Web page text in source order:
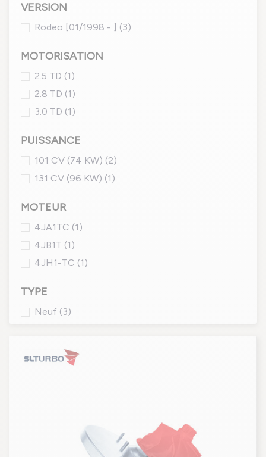
VERSION
Rodeo [01/1998 - ] (3)
MOTORISATION
2.5 TD (1)
2.8 TD (1)
3.0 TD (1)
PUISSANCE
101 CV (74 KW) (2)
131 CV (96 KW) (1)
MOTEUR
4JA1TC (1)
4JB1T (1)
4JH1-TC (1)
TYPE
Neuf (3)